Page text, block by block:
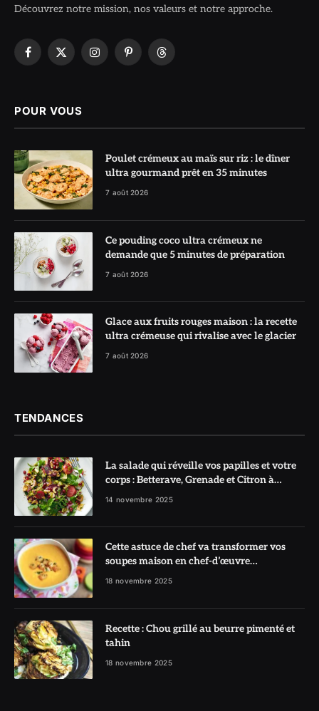
Découvrez notre mission, nos valeurs et notre approche.
Facebook
X
InstagramPinterestThreads
POUR VOUS
Poulet crémeux au maïs sur riz : le dîner
ultra gourmand prêt en 35 minutes
7 août 2026
Ce pouding coco ultra crémeux ne
demande que 5 minutes de préparation
7 août 2026
Glace aux fruits rouges maison : la recette
ultra crémeuse qui rivalise avec le glacier
7 août 2026
TENDANCES
La salade qui réveille vos papilles et votre
corps : Betterave, Grenade et Citron à
l’honneur
14 novembre 2025
Cette astuce de chef va transformer vos
soupes maison en chef-d’œuvre
réconfortant
18 novembre 2025
Recette : Chou grillé au beurre pimenté et
tahin
18 novembre 2025